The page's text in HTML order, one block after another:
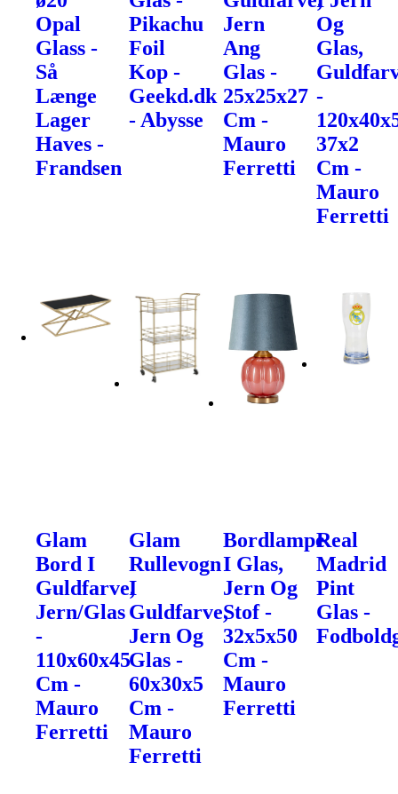
Opal
Glass -
Så
Længe
Lager
Haves -
Frandsen
Pikachu
Foil
Kop -
Geekd.dk
- Abysse
Jern
Ang
Glas -
25x25x27
Cm -
Mauro
Ferretti
Og
Glas,
-
37x2
Cm -
Mauro
Ferretti
Glam
Bord I
Guldfarve,
Jern/Glas
-
110x60x45
Cm -
Mauro
Ferretti
Glam
Rullevogn
I
Guldfarve,
Jern Og
Glas -
60x30x5
Cm -
Mauro
Ferretti
Bordlampe
I Glas,
Jern Og
Stof -
32x5x50
Cm -
Mauro
Ferretti
Real
Madrid
Pint
Glas -